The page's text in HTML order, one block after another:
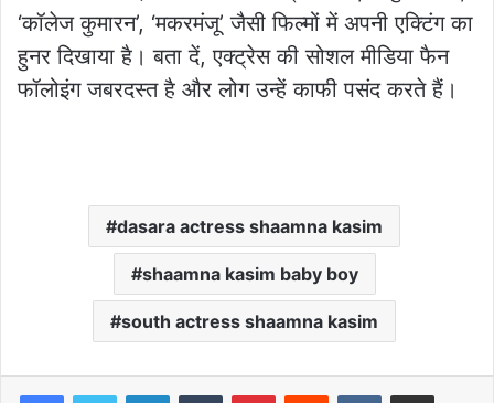
‘कॉलेज कुमारन’, ‘मकरमंजू’ जैसी फिल्मों में अपनी एक्टिंग का
हुनर दिखाया है। बता दें, एक्ट्रेस की सोशल मीडिया फैन
फॉलोइंग जबरदस्त है और लोग उन्हें काफी पसंद करते हैं।
dasara actress shaamna kasim
shaamna kasim baby boy
south actress shaamna kasim
LinkedInTumblr PinterestReddit VKontakteShare via Email